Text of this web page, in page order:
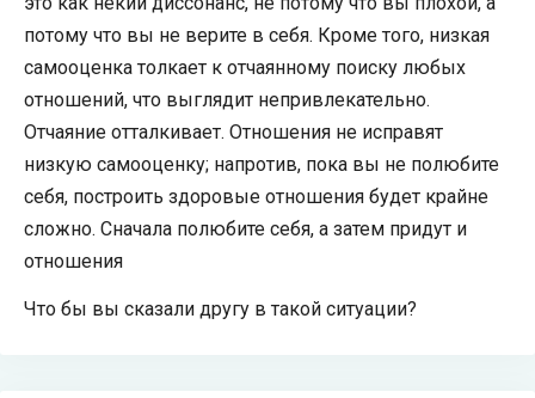
потому что вы не верите в себя. Кроме того, низкая
самооценка толкает к отчаянному поиску любых
отношений, что выглядит непривлекательно.
Отчаяние отталкивает. Отношения не исправят
низкую самооценку; напротив, пока вы не полюбите
себя, построить здоровые отношения будет крайне
сложно. Сначала полюбите себя, а затем придут и
отношения
Что бы вы сказали другу в такой ситуации?